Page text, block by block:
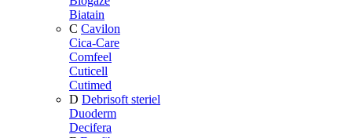
Biatain
C Cavilon
Cica-Care
Comfeel
Cuticell
Cutimed
D Debrisoft steriel
Duoderm
Decifera